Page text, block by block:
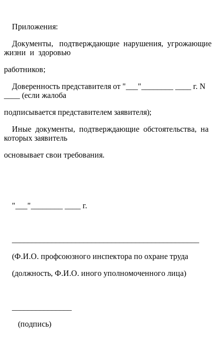
Приложения:
Документы, подтверждающие нарушения, угрожающие
жизни и здоровью
работников;
Доверенность представителя от "___"________ ____ г. N
____ (если жалоба
подписывается представителем заявителя);
Иные документы, подтверждающие обстоятельства, на
которых заявитель
основывает свои требования.
"___"________ ____ г.
(Ф.И.О. профсоюзного инспектора по охране труда
(должность, Ф.И.О. иного уполномоченного лица)
(подпись)